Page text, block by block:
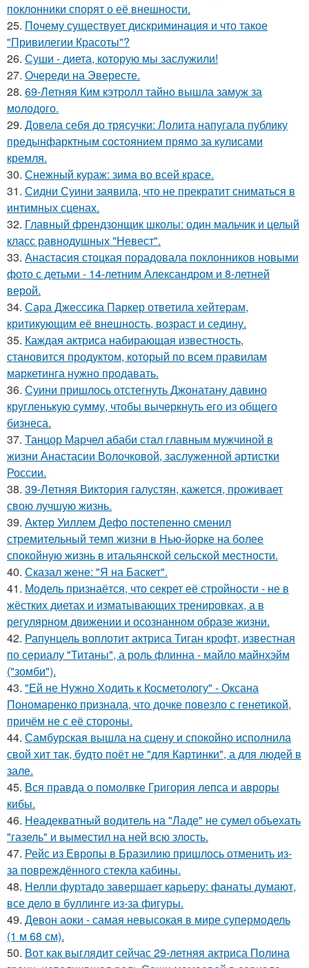
поклонники спорят о её внешности.
25. Почему существует дискриминация и что такое
"Привилегии Красоты"?
26. Суши - диета, которую мы заслужили!
27. Очереди на Эвересте.
28. 69-Летняя Ким кэтролл тайно вышла замуж за
молодого.
29. Довела себя до трясучки: Лолита напугала публику
предынфарктным состоянием прямо за кулисами
кремля.
30. Снежный кураж: зима во всей красе.
31. Сидни Суини заявила, что не прекратит сниматься в
интимных сценах.
32. Главный френдзонщик школы: один мальчик и целый
класс равнодушных "Невест".
33. Анастасия стоцкая порадовала поклонников новыми
фото с детьми - 14-летним Александром и 8-летней
верой.
34. Сара Джессика Паркер ответила хейтерам,
критикующим её внешность, возраст и седину.
35. Каждая актриса набирающая известность,
становится продуктом, который по всем правилам
маркетинга нужно продавать.
36. Суини пришлось отстегнуть Джонатану давино
кругленькую сумму, чтобы вычеркнуть его из общего
бизнеса.
37. Танцор Марчел абаби стал главным мужчиной в
жизни Анастасии Волочковой, заслуженной артистки
России.
38. 39-Летняя Виктория галустян, кажется, проживает
свою лучшую жизнь.
39. Актер Уиллем Дефо постепенно сменил
стремительный темп жизни в Нью-йорке на более
спокойную жизнь в итальянской сельской местности.
40. Сказал жене: "Я на Баскет".
41. Модель признаётся, что секрет её стройности - не в
жёстких диетах и изматывающих тренировках, а в
регулярном движении и осознанном образе жизни.
42. Рапунцель воплотит актриса Тиган крофт, известная
по сериалу "Титаны", а роль флинна - майло майнхэйм
("зомби").
43. "Ей не Нужно Ходить к Косметологу" - Оксана
Пономаренко признала, что дочке повезло с генетикой,
причём не с её стороны.
44. Самбурская вышла на сцену и спокойно исполнила
свой хит так, будто поёт не "для Картинки", а для людей в
зале.
45. Вся правда о помолвке Григория лепса и авроры
кибы.
46. Неадекватный водитель на "Ладе" не сумел объехать
"газель" и выместил на ней всю злость.
47. Рейс из Европы в Бразилию пришлось отменить из-
за повреждённого стекла кабины.
48. Нелли фуртадо завершает карьеру: фанаты думают,
все дело в буллинге из-за фигуры.
49. Девон аоки - самая невысокая в мире супермодель
(1 м 68 см).
50. Вот как выглядит сейчас 29-летняя актриса Полина